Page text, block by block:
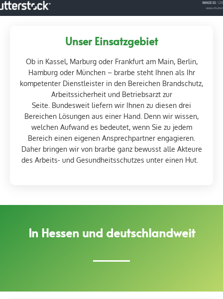
Unser Einsatzgebiet
Ob in Kassel, Marburg oder Frankfurt am Main, Berlin,
Hamburg oder München– brarbe steht Ihnen als Ihr
kompetenter Dienstleister in den Bereichen Brandschutz,
Arbeitssicherheit und Betriebsarzt zur
Seite. Bundesweit liefern wir Ihnen zu diesen drei
Bereichen Lösungen aus einer Hand. Denn wir wissen,
welchen Aufwand es bedeutet, wenn Sie zu jedem
Bereich einen eigenen Ansprechpartner engagieren.
Daher bringen wir von brarbe ganz bewusst alle Akteure
des Arbeits- und Gesundheitsschutzes unter einen Hut.
In Hessen und deutschlandweit